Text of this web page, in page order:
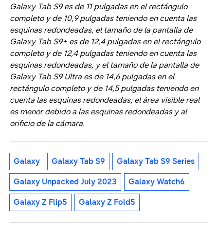
Galaxy Tab S9 es de 11 pulgadas en el rectángulo
completo y de 10,9 pulgadas teniendo en cuenta las
esquinas redondeadas, el tamaño de la pantalla de
Galaxy Tab S9+ es de 12,4 pulgadas en el rectángulo
completo y de 12,4 pulgadas teniendo en cuenta las
esquinas redondeadas, y el tamaño de la pantalla de
Galaxy Tab S9 Ultra es de 14,6 pulgadas en el
rectángulo completo y de 14,5 pulgadas teniendo en
cuenta las esquinas redondeadas; el área visible real
es menor debido a las esquinas redondeadas y al
orificio de la cámara.
Galaxy Galaxy Tab S9 Galaxy Tab S9 Series
Galaxy Unpacked July 2023 Galaxy Watch6
Galaxy Z Flip5 Galaxy Z Fold5